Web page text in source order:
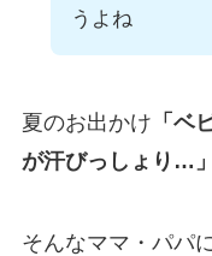
うよね
夏のお出かけ 「ベ
が汗びっしょり…」
そんなママ・パパ